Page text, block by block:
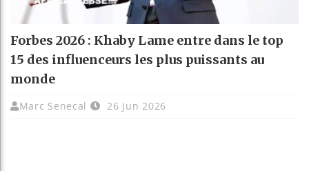
Forbes 2026 : Khaby Lame entre dans le top
15 des influenceurs les plus puissants au
monde
Marc Senecal 26 Jun 2026